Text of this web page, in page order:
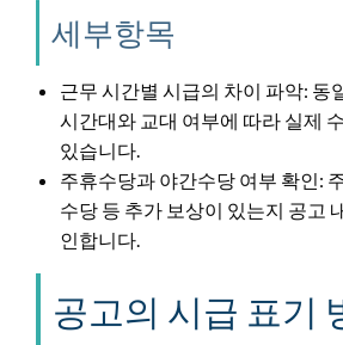
세부항목
근무 시간별 시급의 차이 파악: 동
시간대와 교대 여부에 따라 실제
있습니다.
주휴수당과 야간수당 여부 확인:
수당 등 추가 보상이 있는지 공고
인합니다.
공고의 시급 표기